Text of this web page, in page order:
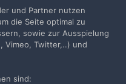
oder melde Dich
um einen Kommentar
und Partner nutzen
die Seite optimal zu
sowie zur Ausspielung
Vimeo, Twitter,..) und
sind: